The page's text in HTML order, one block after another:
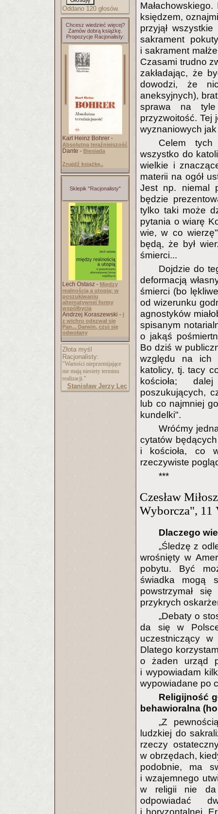
Oddano 120 głosów.
Chcesz wiedzieć więcej?
Zamów dobrą książkę.
Propozycje Racjonalisty:
Karl Heinz Bohrer -
Absolutna teraźniejszość
Dante - Biesiada
Znajdź książkę..
Sklepik "Racjonalisty"
Lech Ostasz - Między
realnością a utopią: w
poszukiwaniu
alternatywnej formy
współbycia
Andrzej Koraszewski - I
z wichru odezwał się
Pan... Darwin, czuj się
odwołany
Złota myśl
Racjonalisty:
"Wartości nieprzemijające
nie mają niestety terminu
realizacji."
Stanisław Jerzy Lec
księdzem,
przyjął
sakrament
i sakrament
Czasami trudno
zakładając, że
dowodzi, że
aneksyjnych),
sprawa na tyle
przyzwoitość. Tej
wyznaniowych
Celem
wszystko do
wielkie i
materii na ogół
Jest np. niemal
będzie
tylko taki może
pytania o wiarę
wie, w co
będą, że był
śmierci...
Dojdzie do
deformacją
śmierci (bo
od wizerunku
agnostyków
spisanym
o jakąś
Bo dziś w
względu na ich
katolicy, tj. tacy
kościoła;
poszukujących,
lub co najmniej
kundelki".
Wróćmy
cytatów
i kościoła, co
rzeczywiste
***
Czesław
Wyborcza", 11
Dlaczego
„Śledzę z
wrośnięty w
pobytu. Być
świadka mogą
powstrzymał
przykrych
„Debaty o
da się w
uczestniczący
Dlatego
o żaden urząd
i wypowiadam
wypowiadane po
Religijność
behawioralna
„Z
ludzkiej do
rzeczy
w obrzędach,
podobnie, ma
i wzajemnego
w religii nie da
odpowiadać
i horyzontalnej.